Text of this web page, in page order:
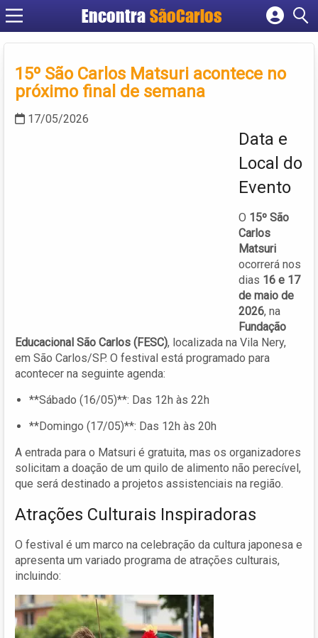
EncontraSãoCarlos
Cadastrar empresa
Criar conta
15º São Carlos Matsuri acontece no
próximo final de semana
17/05/2026
Data e
Local do
Evento
O 15º São
Carlos
Matsuri
ocorrerá nos
dias 16 e 17
de maio de
2026, na
Fundação
Educacional São Carlos (FESC), localizada na Vila Nery,
em São Carlos/SP. O festival está programado para
acontecer na seguinte agenda:
**Sábado (16/05)**: Das 12h às 22h
**Domingo (17/05)**: Das 12h às 20h
A entrada para o Matsuri é gratuita, mas os organizadores
solicitam a doação de um quilo de alimento não perecível,
que será destinado a projetos assistenciais na região.
Atrações Culturais Inspiradoras
O festival é um marco na celebração da cultura japonesa e
apresenta um variado programa de atrações culturais,
incluindo: